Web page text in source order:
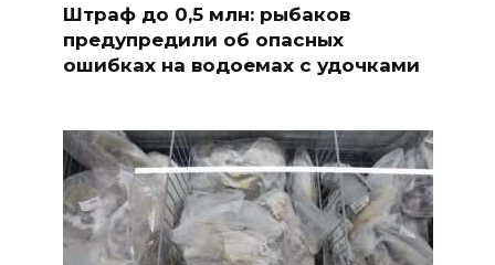
Штраф до 0,5 млн: рыбаков
предупредили об опасных
ошибках на водоемах с удочками